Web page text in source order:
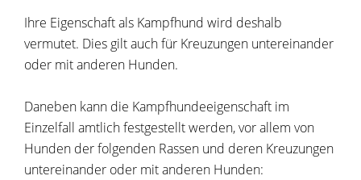
Ihre Eigenschaft als Kampfhund wird deshalb
vermutet. Dies gilt auch für Kreuzungen untereinander
oder mit anderen Hunden.
Daneben kann die Kampfhundeeigenschaft im
Einzelfall amtlich festgestellt werden, vor allem von
Hunden der folgenden Rassen und deren Kreuzungen
untereinander oder mit anderen Hunden: